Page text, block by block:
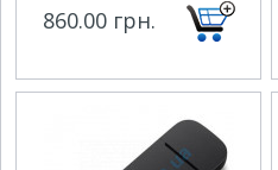
860.00 грн.